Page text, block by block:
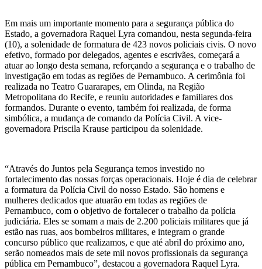
Em mais um importante momento para a segurança pública do
Estado, a governadora Raquel Lyra comandou, nesta segunda-feira
(10), a solenidade de formatura de 423 novos policiais civis. O novo
efetivo, formado por delegados, agentes e escrivães, começará a
atuar ao longo desta semana, reforçando a segurança e o trabalho de
investigação em todas as regiões de Pernambuco. A cerimônia foi
realizada no Teatro Guararapes, em Olinda, na Região
Metropolitana do Recife, e reuniu autoridades e familiares dos
formandos. Durante o evento, também foi realizada, de forma
simbólica, a mudança de comando da Polícia Civil. A vice-
governadora Priscila Krause participou da solenidade.
“Através do Juntos pela Segurança temos investido no
fortalecimento das nossas forças operacionais. Hoje é dia de celebrar
a formatura da Polícia Civil do nosso Estado. São homens e
mulheres dedicados que atuarão em todas as regiões de
Pernambuco, com o objetivo de fortalecer o trabalho da polícia
judiciária. Eles se somam a mais de 2.200 policiais militares que já
estão nas ruas, aos bombeiros militares, e integram o grande
concurso público que realizamos, e que até abril do próximo ano,
serão nomeados mais de sete mil novos profissionais da segurança
pública em Pernambuco”, destacou a governadora Raquel Lyra.